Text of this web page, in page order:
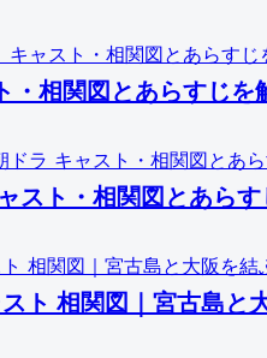
・相関図とあらすじを
スト・相関図とあら
ト 相関図｜宮古島と